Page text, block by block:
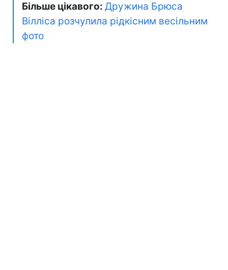
Більше цікавого: Дружина Брюса
Вілліса розчулила рідкісним весільним
фото